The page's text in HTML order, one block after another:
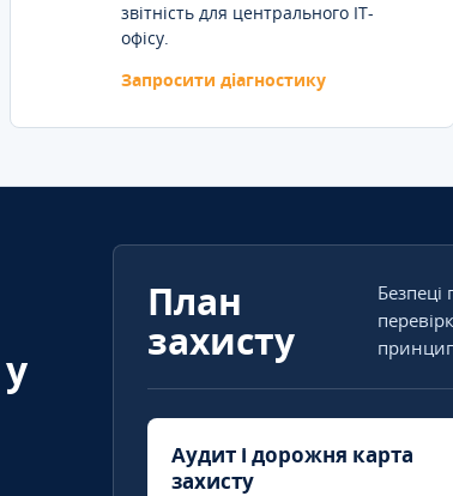
звітність для центрального IT-
офісу.
Запросити діагностику
План
захисту
Безпеці
Аудит і дорожня карта
захисту